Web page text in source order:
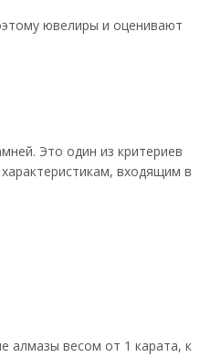
ювелиры и оценивают
Это один из критериев
входящим в
алмазы весом от 1 карата, к